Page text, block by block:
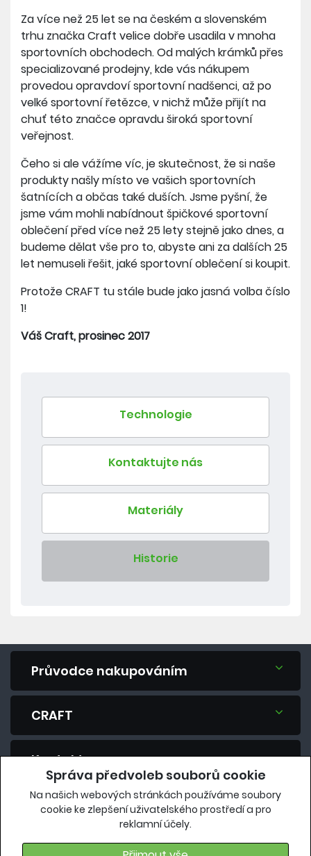
Správa předvoleb souborů cookie
Na našich webových stránkách používáme soubory
cookie ke zlepšení uživatelského prostředí a pro
reklamní účely.
Technologie
Kontaktujte nás
Materiály
Historie
Za více než 25 let se na českém a slovenském
trhu značka Craft velice dobře usadila v mnoha
sportovních obchodech. Od malých krámků přes
specializované prodejny, kde vás nákupem
provedou opravdoví sportovní nadšenci, až po
velké sportovní řetězce, v nichž může přijít na
chuť této značce opravdu široká sportovní
veřejnost.
Čeho si ale vážíme víc, je skutečnost, že si naše
produkty našly místo ve vašich sportovních
šatnících a občas také duších. Jsme pyšní, že
jsme vám mohli nabídnout špičkové sportovní
oblečení před více než 25 lety stejně jako dnes, a
budeme dělat vše pro to, abyste ani za dalších 25
let nemuseli řešit, jaké sportovní oblečení si koupit.
Protože CRAFT tu stále bude jako jasná volba číslo
1!
Váš Craft, prosinec 2017
Průvodce nakupováním
CRAFT
Kontakt
Máte dotaz? Zeptejte se nás.
eshop@vavrys.cz
+420 575 570 913